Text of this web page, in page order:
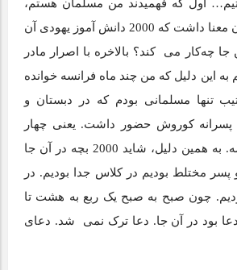
اول که فهمیدند من مسلمان هستم،
قابل قبول نبودم چون معنا داشت که 2000 دانش آموز یهودی آن‌
چه‌کار می کند؟ بالاخره با اصرار مادر
به این دلیل که من چند ماه فرانسه خوانده
تنها مسلمانی بودم که در دبستان و
و پسرانه کوروش حضور داشت. یعنی چهار
مدرسه در یک مدرسه. به همین دلیل، شاید 2000 بچه در آن‌ جا
پسر مختلط بودیم در کلاس جدا بودیم. در
چون صبح به صبح یک ‌ربع به هشت تا
بود در آن‌ جا. دعا ترک نمی شد. دعای